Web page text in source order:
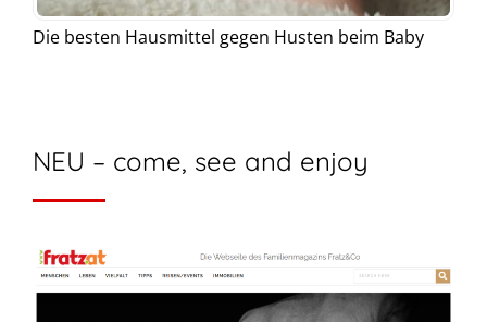
Die besten Hausmittel gegen Husten beim Baby
NEU – come, see and enjoy